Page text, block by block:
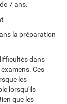
7 ans.
la préparation
dans
Ces
les
lorsqu'ils
que les